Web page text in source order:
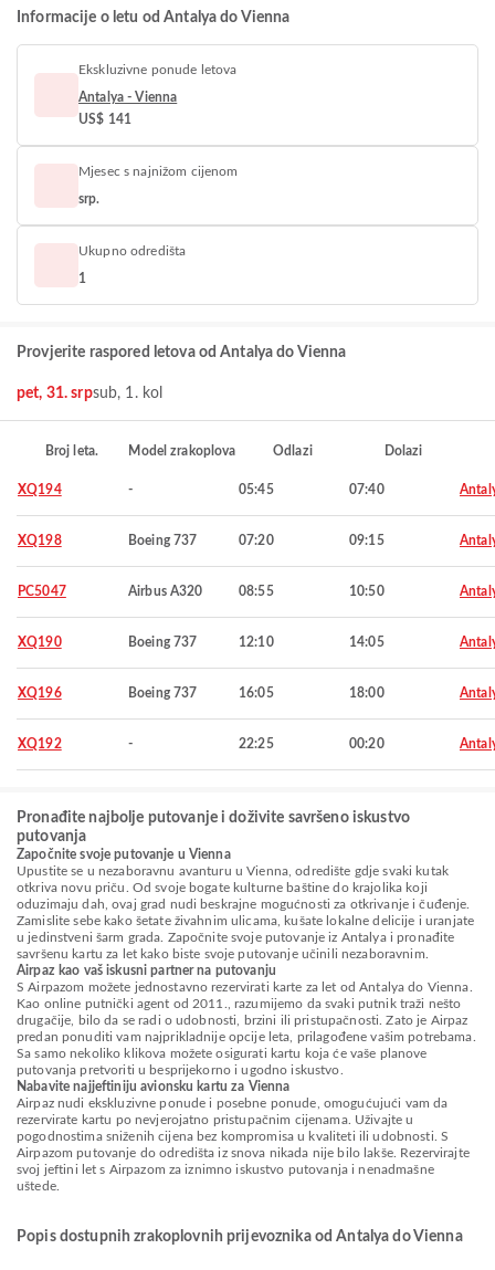
Informacije o letu od Antalya do Vienna
Ekskluzivne ponude letova
Antalya - Vienna
US$ 141
Mjesec s najnižom cijenom
srp.
Ukupno odredišta
1
Provjerite raspored letova od Antalya do Vienna
pet, 31. srpsub, 1. kol
Broj leta. Model zrakoplova Odlazi Dolazi
XQ194 - 05:45 07:40
XQ198 Boeing 737 07:20 09:15
PC5047 Airbus A320 08:55 10:50
XQ190 Boeing 737 12:10 14:05
XQ196 Boeing 737 16:05 18:00
XQ192 - 22:25 00:20
Pronađite najbolje putovanje i doživite savršeno iskustvo
putovanja
Započnite svoje putovanje u Vienna
Upustite se u nezaboravnu avanturu u Vienna, odredište gdje svaki kutak
otkriva novu priču. Od svoje bogate kulturne baštine do krajolika koji
oduzimaju dah, ovaj grad nudi beskrajne mogućnosti za otkrivanje i čuđenje.
Zamislite sebe kako šetate živahnim ulicama, kušate lokalne delicije i uranjate
u jedinstveni šarm grada. Započnite svoje putovanje iz Antalya i pronađite
savršenu kartu za let kako biste svoje putovanje učinili nezaboravnim.
Airpaz kao vaš iskusni partner na putovanju
S Airpazom možete jednostavno rezervirati karte za let od Antalya do Vienna.
Kao online putnički agent od 2011., razumijemo da svaki putnik traži nešto
drugačije, bilo da se radi o udobnosti, brzini ili pristupačnosti. Zato je Airpaz
predan ponuditi vam najprikladnije opcije leta, prilagođene vašim potrebama.
Sa samo nekoliko klikova možete osigurati kartu koja će vaše planove
putovanja pretvoriti u besprijekorno i ugodno iskustvo.
Nabavite najjeftiniju avionsku kartu za Vienna
Airpaz nudi ekskluzivne ponude i posebne ponude, omogućujući vam da
rezervirate kartu po nevjerojatno pristupačnim cijenama. Uživajte u
pogodnostima sniženih cijena bez kompromisa u kvaliteti ili udobnosti. S
Airpazom putovanje do odredišta iz snova nikada nije bilo lakše. Rezervirajte
svoj jeftini let s Airpazom za iznimno iskustvo putovanja i nenadmašne
uštede.
Popis dostupnih zrakoplovnih prijevoznika od Antalya do Vienna